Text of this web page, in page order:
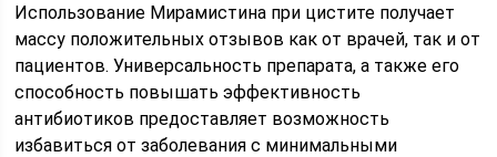
Использование Мирамистина при цистите получает
массу положительных отзывов как от врачей, так и от
пациентов. Универсальность препарата, а также его
способность повышать эффективность
антибиотиков предоставляет возможность
избавиться от заболевания с минимальными